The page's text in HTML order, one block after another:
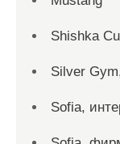
Shishka
Silver
Sofia,